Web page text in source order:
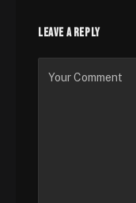
LEAVE A REPLY